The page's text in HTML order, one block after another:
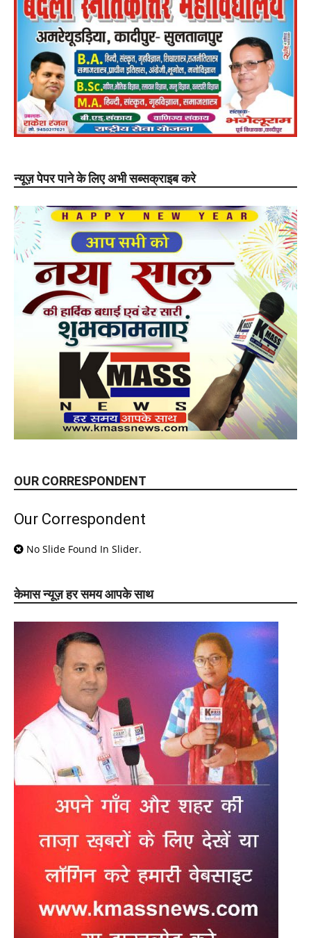
न्यूज़ पेपर पाने के लिए अभी सब्सक्राइब करे
OUR CORRESPONDENT
Our Correspondent
No Slide Found In Slider.
केमास न्यूज़ हर समय आपके साथ